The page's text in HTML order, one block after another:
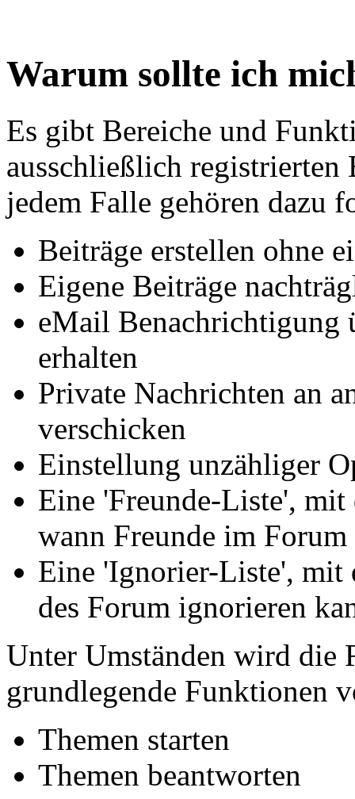
Warum sollte ich
Es gibt Bereiche und
ausschließlich
jedem Falle gehören dazu
Beiträge erstellen ohne
Eigene Beiträge
eMail Benachrichtigung
erhalten
Private Nachrichten an
verschicken
Einstellung unzähliger
Eine 'Freunde-Liste', mit
wann Freunde im
Eine 'Ignorier-Liste', mit
des Forum ignorieren
Unter Umständen wird die
grundlegende Funktionen
Themen starten
Themen beantworten